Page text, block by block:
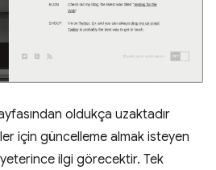
oldukça uzaktadır
için güncelleme almak isteyen
ilgi görecektir. Tek